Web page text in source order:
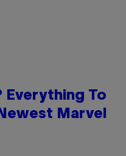
Everything To
Marvel